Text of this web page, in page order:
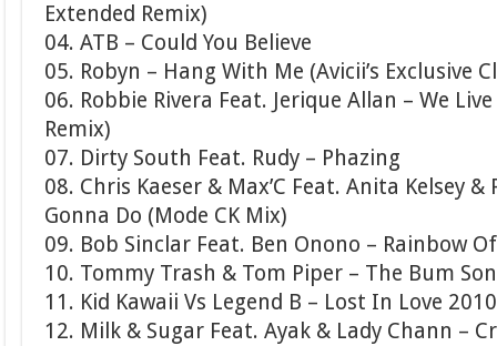
Extended Remix)
04. ATB – Could You Believe
05. Robyn – Hang With Me (Avicii’s Exclusive
06. Robbie Rivera Feat. Jerique Allan – We
Remix)
07. Dirty South Feat. Rudy – Phazing
08. Chris Kaeser & Max’C Feat. Anita Kelsey &
Gonna Do (Mode CK Mix)
09. Bob Sinclar Feat. Ben Onono – Rainbow
10. Tommy Trash & Tom Piper – The Bum
11. Kid Kawaii Vs Legend B – Lost In Love
12. Milk & Sugar Feat. Ayak & Lady Chann –